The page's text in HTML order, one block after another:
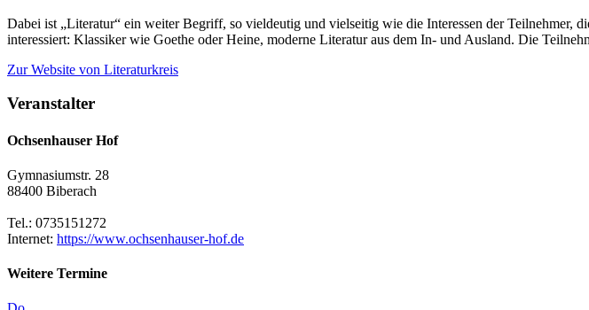
Dabei ist „Literatur“ ein weiter Begriff, so vieldeutig und vielseitig wie die Interessen der Teilnehmer,
interessiert: Klassiker wie Goethe oder Heine, moderne Literatur aus dem In- und Ausland. Die
Zur Website von Literaturkreis
Veranstalter
Ochsenhauser Hof
Gymnasiumstr. 28
88400 Biberach
Tel.: 0735151272
Internet: https://www.ochsenhauser-hof.de
Weitere Termine